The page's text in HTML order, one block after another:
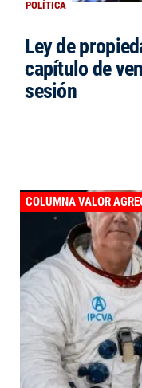
POLÍTICA
Ley de
capítulo de
sesión
COLUMNA VALOR